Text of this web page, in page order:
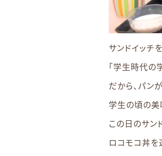
サンドイッチ
「学生時代の
だから、パン
学生の頃の美
この日のサン
ロコモコ丼を